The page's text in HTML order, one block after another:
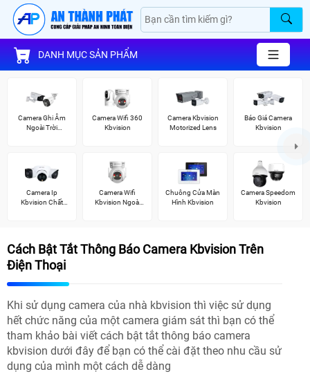
DANH MỤC SẢN PHẨM
Camera Ghi Âm
Ngoài Trời
Camera Wifi 360
Kbvision
Camera Kbvision
Motorized Lens
Báo Giá Camera
Kbvision
Camera Ip
Kbvision Chất
Camera Wifi
Kbvision Ngoài
Chuông Cửa Màn
Hình Kbvision
Camera Speedom
Kbvision
Cách Bật Tắt Thông Báo Camera Kbvision Trên
Điện Thoại
Khi sử dụng camera của nhà kbvision thì việc sử dụng
hết chức năng của một camera giám sát thì bạn có thể
tham khảo bài viết cách bật tắt thông báo camera
kbvision dưới đây để bạn có thể cài đặt theo nhu cầu sử
dụng của mình một cách dễ dàng